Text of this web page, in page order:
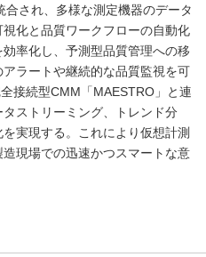
合され、多様な測定機器のデータ
化と品質ワークフローの自動化
率化し、予測型品質管理への移
ラートや継続的な品質監視を可
接続型CMM「MAESTRO」と連
ストリーミング、トレンド分
実現する。これにより仮想計測
現場での迅速かつスマートな意